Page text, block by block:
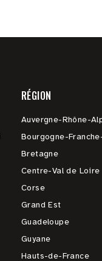
RÉGION
Auvergne-Rhône-
Bourgogne-
Bretagne
Centre-Val de Loire
Corse
Grand Est
Guadeloupe
Guyane
Hauts-de-France